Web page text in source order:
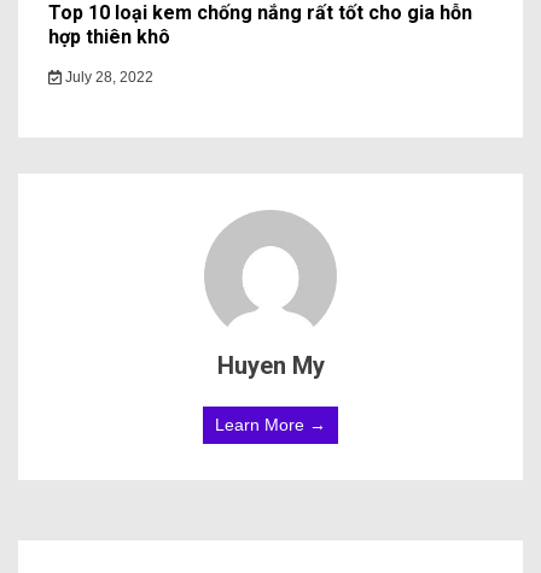
Top 10 loại kem chống nắng rất tốt cho gia hỗn
hợp thiên khô
July 28, 2022
Huyen My
Learn More →